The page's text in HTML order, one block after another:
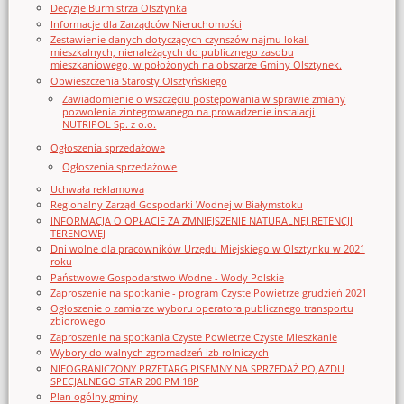
Decyzje Burmistrza Olsztynka
Informacje dla Zarządców Nieruchomości
Zestawienie danych dotyczących czynszów najmu lokali
mieszkalnych, nienależących do publicznego zasobu
mieszkaniowego, w położonych na obszarze Gminy Olsztynek.
Obwieszczenia Starosty Olsztyńskiego
Zawiadomienie o wszczęciu postępowania w sprawie zmiany
pozwolenia zintegrowanego na prowadzenie instalacji
NUTRIPOL Sp. z o.o.
Ogłoszenia sprzedażowe
Ogłoszenia sprzedażowe
Uchwała reklamowa
Regionalny Zarząd Gospodarki Wodnej w Białymstoku
INFORMACJA O OPŁACIE ZA ZMNIEJSZENIE NATURALNEJ RETENCJI
TERENOWEJ
Dni wolne dla pracowników Urzędu Miejskiego w Olsztynku w 2021
roku
Państwowe Gospodarstwo Wodne - Wody Polskie
Zaproszenie na spotkanie - program Czyste Powietrze grudzień 2021
Ogłoszenie o zamiarze wyboru operatora publicznego transportu
zbiorowego
Zaproszenie na spotkania Czyste Powietrze Czyste Mieszkanie
Wybory do walnych zgromadzeń izb rolniczych
NIEOGRANICZONY PRZETARG PISEMNY NA SPRZEDAŻ POJAZDU
SPECJALNEGO STAR 200 PM 18P
Plan ogólny gminy